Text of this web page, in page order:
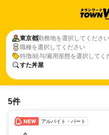
東京都勤務地を選択してください
職種を選択してください
特徴/給与/雇用形態を選択してく
すた丼屋
5件
アルバイト・パート